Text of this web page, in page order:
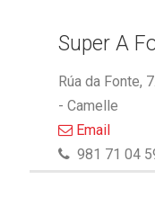
Super A
Rúa da Fonte,
- Camelle
Email
981 71 04